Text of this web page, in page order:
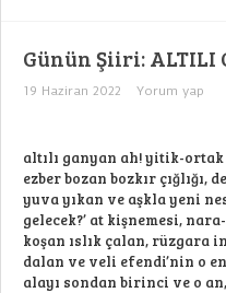
Günün Şiiri: ALTILI
19 Haziran 2022 Yorum yap
altılı ganyan ah! yitik-ortak
ezber bozan bozkır çığlığı,
yuva yıkan ve aşkla yeni
gelecek?’ at kişnemesi,
koşan ıslık çalan, rüzgara
dalan ve veli efendi’nin o
alayı sondan birinci ve o